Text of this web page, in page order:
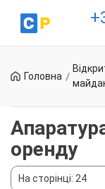
Головна
оренду
На сторінці: 24